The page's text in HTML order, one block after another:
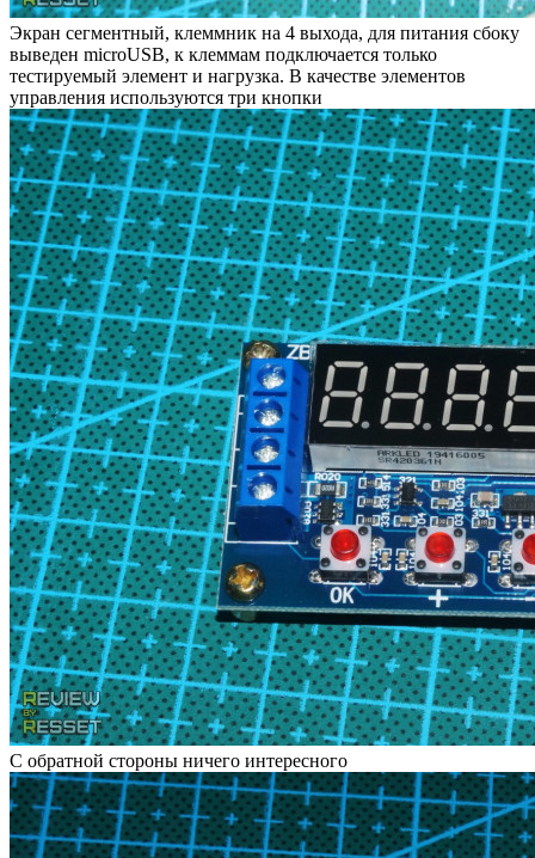
Экран сегментный, клеммник на 4 выхода, для питания сбоку
выведен microUSB, к клеммам подключается только
тестируемый элемент и нагрузка. В качестве элементов
управления используются три кнопки
С обратной стороны ничего интересного